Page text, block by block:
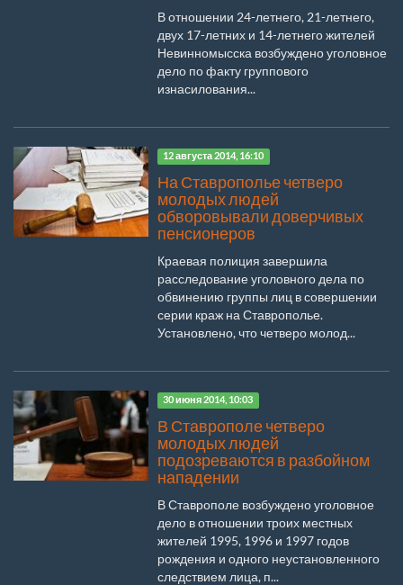
В отношении 24-летнего, 21-летнего,
двух 17-летних и 14-летнего жителей
Невинномысска возбуждено уголовное
дело по факту группового
изнасилования...
12 августа 2014, 16:10
На Ставрополье четверо
молодых людей
обворовывали доверчивых
пенсионеров
Краевая полиция завершила
расследование уголовного дела по
обвинению группы лиц в совершении
серии краж на Ставрополье.
Установлено, что четверо молод...
30 июня 2014, 10:03
В Ставрополе четверо
молодых людей
подозреваются в разбойном
нападении
В Ставрополе возбуждено уголовное
дело в отношении троих местных
жителей 1995, 1996 и 1997 годов
рождения и одного неустановленного
следствием лица, п...